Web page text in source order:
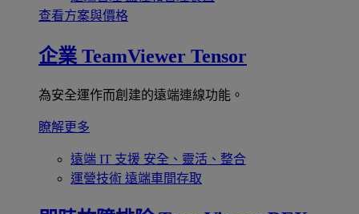
查看方案與價格
企業 TeamViewer Tensor
為安全運作而創建的遠端連線功能。
瞭解更多
遠端 IT 支援 安全、靈活、整合
運營技術 遠端車間存取